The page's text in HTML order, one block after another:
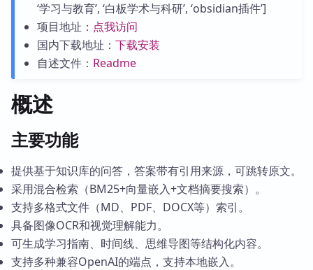
‘学习与教育’, ‘白板学术与科研’, ‘obsidian插件’]
项目地址： 点我访问
国内下载地址： 下载安装
自述文件： Readme
概述
主要功能
提供基于知识库的问答，答案带有引用来源，可跳转原文。
采用混合检索（BM25+向量嵌入+文档摘要搜索）。
支持多格式文件（MD、PDF、DOCX等）索引。
具备图像OCR和视觉理解能力。
可生成学习指南、时间线、思维导图等结构化内容。
支持多种兼容OpenAI的端点，支持本地嵌入。